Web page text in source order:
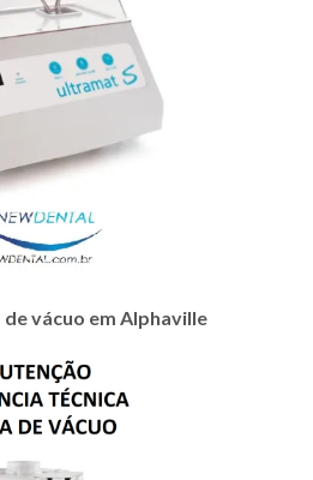
vácuo em Alphaville